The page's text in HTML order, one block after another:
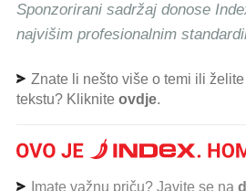
Sponzorirani sadržaj donose
najvišim profesionalnim
Znate li nešto više o temi ili
tekstu? Kliknite ovdje.
Imate važnu priču? Javite se na